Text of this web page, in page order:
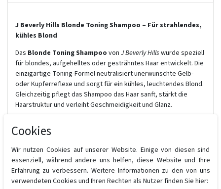
J Beverly Hills Blonde Toning Shampoo – Für strahlendes,
kühles Blond
Das Blonde Toning Shampoo von J Beverly Hills wurde speziell
für blondes, aufgehelltes oder gesträhntes Haar entwickelt. Die
einzigartige Toning-Formel neutralisiert unerwünschte Gelb-
oder Kupferreflexe und sorgt für ein kühles, leuchtendes Blond.
Gleichzeitig pflegt das Shampoo das Haar sanft, stärkt die
Haarstruktur und verleiht Geschmeidigkeit und Glanz.
Pflegt blondes Haar ohne zu beschweren
Verleiht Geschmeidigkeit, Glanz & Definition
Schützt die Haarfarbe vor dem Verblassen
Sulfat- & parabenfrei
Cookies
Wir nutzen Cookies auf unserer Website. Einige von diesen sind
essenziell, während andere uns helfen, diese Website und Ihre
Erfahrung zu verbessern. Weitere Informationen zu den von uns
verwendeten Cookies und Ihren Rechten als Nutzer finden Sie hier: